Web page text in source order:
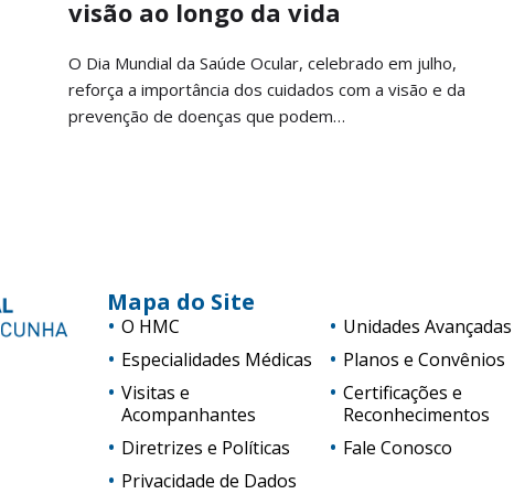
visão ao longo da vida
O Dia Mundial da Saúde Ocular, celebrado em julho,
reforça a importância dos cuidados com a visão e da
prevenção de doenças que podem…
Mapa do Site
O HMC
Unidades Avançadas
Especialidades Médicas
Planos e Convênios
Visitas e
Acompanhantes
Certificações e
Reconhecimentos
Diretrizes e Políticas
Fale Conosco
Privacidade de Dados